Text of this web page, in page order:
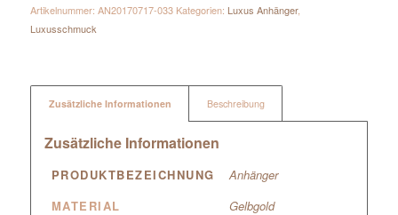
Artikelnummer: AN20170717-033 Kategorien: Luxus Anhänger,
Luxusschmuck
Zusätzliche Informationen Beschreibung
Zusätzliche Informationen
PRODUKTBEZEICHNUNG
Anhänger
MATERIAL
Gelbgold